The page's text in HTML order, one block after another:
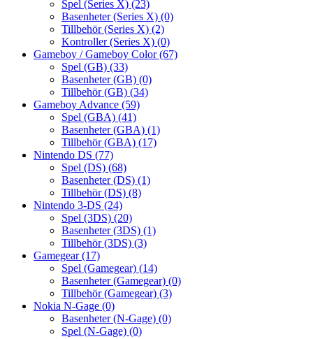
Spel (Series X) (23)
Basenheter (Series X) (0)
Tillbehör (Series X) (2)
Kontroller (Series X) (0)
Gameboy / Gameboy Color(67)
Spel (GB) (33)
Basenheter (GB) (0)
Tillbehör (GB) (34)
Gameboy Advance (59)
Spel (GBA) (41)
Basenheter (GBA) (1)
Tillbehör (GBA) (17)
Nintendo DS (77)
Spel (DS) (68)
Basenheter (DS) (1)
Tillbehör (DS) (8)
Nintendo 3-DS (24)
Spel (3DS) (20)
Basenheter (3DS) (1)
Tillbehör (3DS) (3)
Gamegear(17)
Spel (Gamegear) (14)
Basenheter (Gamegear) (0)
Tillbehör (Gamegear) (3)
Nokia N-Gage (0)
Basenheter (N-Gage) (0)
Spel (N-Gage) (0)